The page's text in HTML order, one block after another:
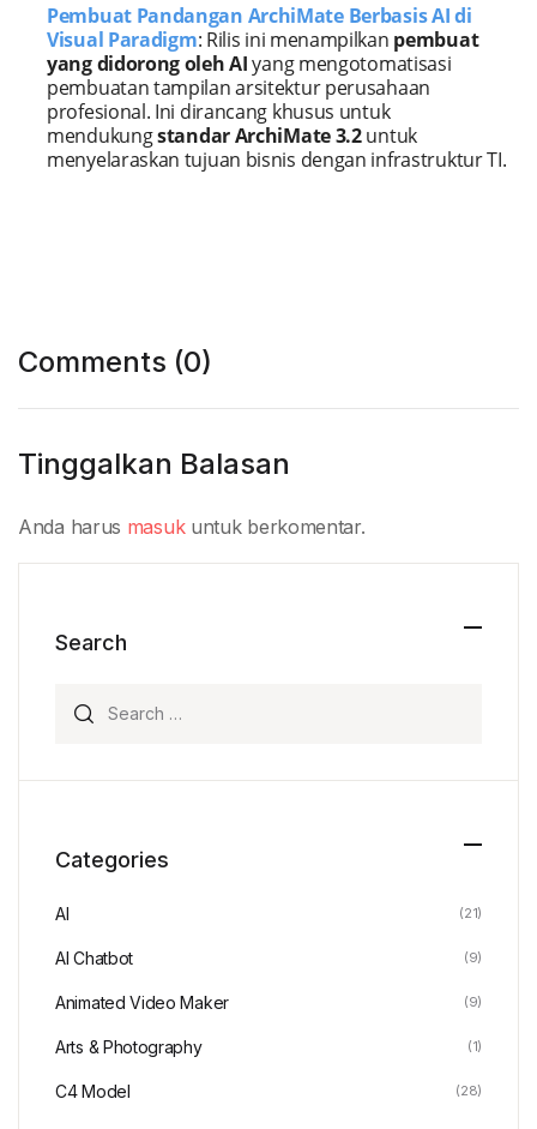
Pembuat Pandangan ArchiMate Berbasis AI di
Visual Paradigm: Rilis ini menampilkan pembuat
yang didorong oleh AI yang mengotomatisasi
pembuatan tampilan arsitektur perusahaan
profesional. Ini dirancang khusus untuk
mendukungstandar ArchiMate 3.2untuk
menyelaraskan tujuan bisnis dengan infrastruktur TI.
Comments (0)
Tinggalkan Balasan
Anda harus masukuntuk berkomentar.
Search
Categories
AI (21)
AI Chatbot (9)
Animated Video Maker (9)
Arts & Photography (1)
C4 Model (28)